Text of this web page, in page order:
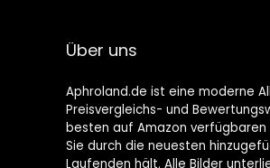
Über uns
Aphroland.de ist eine moderne
Preisvergleichs- und
besten auf Amazon
Sie durch die neuesten
Laufenden hält. Alle Bilder